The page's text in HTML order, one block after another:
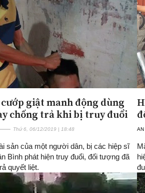
giật manh động dùng
chống trả khi bị truy đuổi
Thứ 6, 06/12/2019 | 18:48
sản của một người dân, bị các hiệp sĩ
Bình phát hiện truy đuổi, đối tượng đã
quyết liệt.
AN